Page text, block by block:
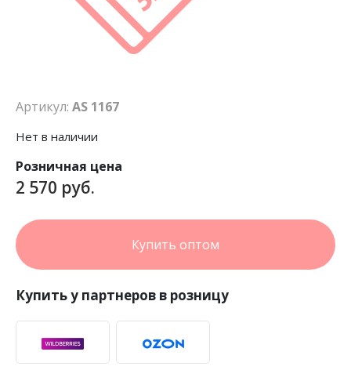
Артикул: AS 1167
Нет в наличии
Розничная цена
2 570 руб.
Купить оптом
Купить у партнеров в розницу